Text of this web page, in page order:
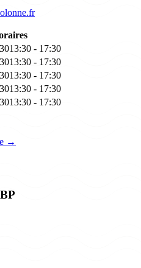
13:30 - 17:30
13:30 - 17:30
13:30 - 17:30
13:30 - 17:30
13:30 - 17:30
→